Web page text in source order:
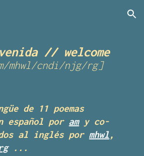
Skip to navigation
// welcome
mhwl/cndi/njg/rg]
de 11 poemas
español por amy co-
al inglés por mhwl,
...